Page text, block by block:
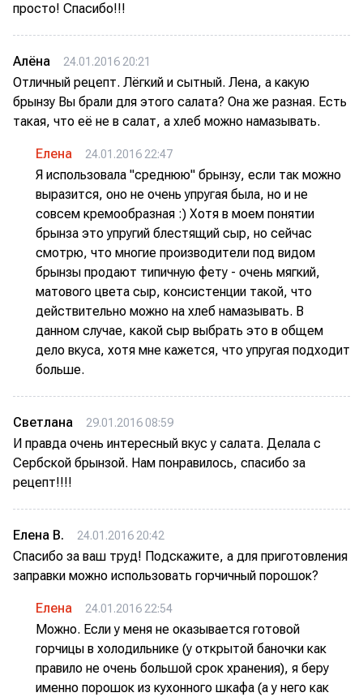
просто! Спасибо!!!
Алёна 24.01.2016 20:21
Отличный рецепт. Лёгкий и сытный. Лена, а какую
брынзу Вы брали для этого салата? Она же разная. Есть
такая, что её не в салат, а хлеб можно намазывать.
Елена 24.01.2016 22:47
Я использовала "среднюю" брынзу, если так можно
выразится, оно не очень упругая была, но и не
совсем кремообразная :) Хотя в моем понятии
брынза это упругий блестящий сыр, но сейчас
смотрю, что многие производители под видом
брынзы продают типичную фету - очень мягкий,
матового цвета сыр, консистенции такой, что
действительно можно на хлеб намазывать. В
данном случае, какой сыр выбрать это в общем
дело вкуса, хотя мне кажется, что упругая подходит
больше.
Светлана 29.01.2016 08:59
И правда очень интересный вкус у салата. Делала с
Сербской брынзой. Нам понравилось, спасибо за
рецепт!!!!
Елена В. 24.01.2016 20:42
Спасибо за ваш труд! Подскажите, а для приготовления
заправки можно использовать горчичный порошок?
Елена 24.01.2016 22:54
Можно. Если у меня не оказывается готовой
горчицы в холодильнике (у открытой баночки как
правило не очень большой срок хранения), я беру
именно порошок из кухонного шкафа (а у него как